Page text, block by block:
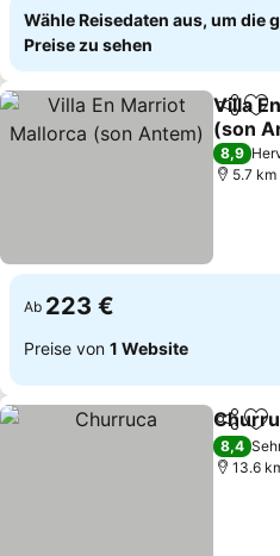
Wähle Reisedaten aus, um die
Preise zu sehen
Teilen
Villa
(son
8,9
5.7
Ab 223 €
Preise von 1 Website
Teilen
8,4
13.6